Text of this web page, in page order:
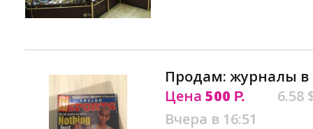
Продам: журналы в
Цена 500 Р.
6.58
Вчера в 16:51